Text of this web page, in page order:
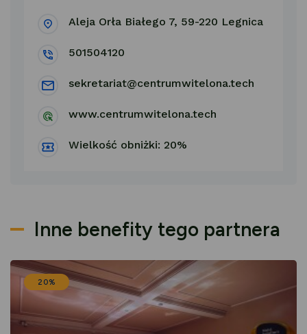
Aleja Orła Białego 7, 59-220 Legnica
501504120
sekretariat@centrumwitelona.tech
www.centrumwitelona.tech
Wielkość obniżki: 20%
Inne benefity tego partnera
20%